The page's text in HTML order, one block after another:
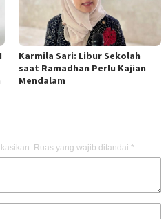
Karmila Sari: Libur Sekolah
saat Ramadhan Perlu Kajian
Mendalam
Ruas yang wajib ditandai *